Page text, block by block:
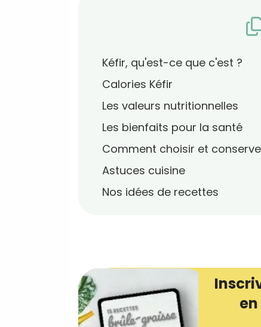
Kéfir, qu'est-ce que c'est ?
Calories Kéfir
Les valeurs nutritionnelles
Les bienfaits pour la santé
Comment choisir et
Astuces cuisine
Nos idées de recettes
en